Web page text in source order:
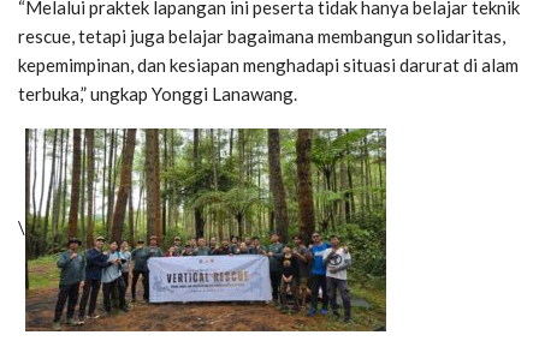
“Melalui praktek lapangan ini peserta tidak hanya belajar teknik
rescue, tetapi juga belajar bagaimana membangun solidaritas,
kepemimpinan, dan kesiapan menghadapi situasi darurat di alam
terbuka,” ungkap Yonggi Lanawang.
\